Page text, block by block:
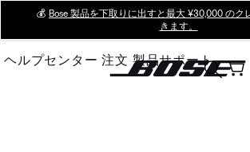
Main
💰 Bose 製品を下取りに出すと最大 ¥30,000 のク
きます。
ヘルプセンター 注文 製品サポート